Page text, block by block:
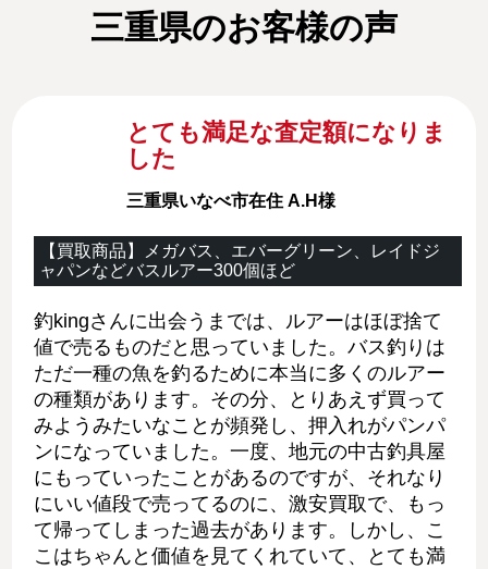
三重県のお客様の声
とても満足な査定額になりま
した
三重県いなべ市在住 A.H様
【買取商品】メガバス、エバーグリーン、レイドジ
ャパンなどバスルアー300個ほど
釣kingさんに出会うまでは、ルアーはほぼ捨て
値で売るものだと思っていました。バス釣りは
ただ一種の魚を釣るために本当に多くのルアー
の種類があります。その分、とりあえず買って
みようみたいなことが頻発し、押入れがパンパ
ンになっていました。一度、地元の中古釣具屋
にもっていったことがあるのですが、それなり
にいい値段で売ってるのに、激安買取で、もっ
て帰ってしまった過去があります。しかし、こ
こはちゃんと価値を見てくれていて、とても満